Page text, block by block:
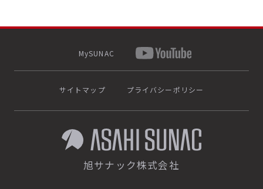
MySUNAC
サイトマップ プライバシーポリシー
旭サナック株式会社